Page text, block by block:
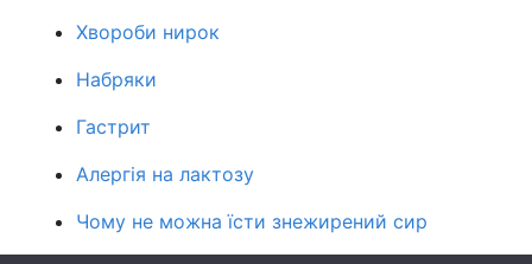
Зброя
Здоров'я
Лонгріди
Хвороби нирок
Набряки
Гастрит
Алергія на лактозу
Чому не можна їсти знежирений сир